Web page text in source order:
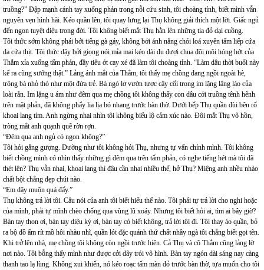
truồng?” Đập mạnh cánh tay xuống phản trong nỗi cứu sinh, tôi choàng tỉnh, biết mình vẫn
nguyên vẹn hình hài. Kéo quần lên, tôi quay lưng lại Thụ không giải thích một lời. Giấc ngủ
đến ngon tuyệt diệu trong đời. Tôi không biết mắt Thụ hằn lên những tia đỏ dại cuồng.
Tôi thức sớm không phải bởi tiếng gà gáy, không bởi ánh nắng chói loá xuyên tấm liếp cứa
da cứa thịt. Tôi thức dậy bởi giọng nói mỉa mai kéo dài đu đượi chua đôi môi hóng hớt của
Thắm xỉa xuống tấm phản, đầy tiêu ớt cay xé đã làm tôi choàng tỉnh. “Làm dâu thời buổi này
kể ra cũng sướng thật.” Lảng ánh mắt của Thắm, tôi thấy mẹ chồng đang ngồi ngoài hè,
trông bà nhỏ thó như một đứa trẻ. Bà ngó lơ vườn tược cây cối trong im lặng lâng láo của
loài rắn. Im lặng u ám như đêm qua mẹ chồng tôi không thấy con dâu cởi truồng tênh hênh
trên mặt phản, đã không phẩy lia lịa bó nhang trước bàn thờ. Dưới bếp Thụ quần đùi bên rổ
khoai lang tím. Anh ngừng nhai nhìn tôi không biểu lộ cảm xúc nào. Đôi mắt Thụ vô hồn,
tròng mắt anh quạnh quẽ rờn rợn.
“Đêm qua anh ngủ có ngon không?”
Tôi hỏi gắng gượng. Dường như tôi không hỏi Thụ, nhưng tự vấn chính mình. Tôi không
biết chồng mình có nhìn thấy những gì đêm qua trên tấm phản, có nghe tiếng hét mà tôi đã
thét lên? Thụ vẫn nhai, khoai lang thì đâu cần nhai nhiều thế, hở Thụ? Miệng anh nhều nhào
chất bột chẳng đẹp chút nào.
“Em dậy muộn quá đấy.”
Thụ không trả lời tôi. Câu nói của anh tôi biết hiểu thế nào. Tôi phải tự trả lời cho nghi hoặc
của mình, phải tự mình chèo chống qua vùng lũ xoáy. Nhưng tôi biết hỏi ai, tìm ai bây giờ?
Bàn tay thon ơi, bàn tay diệu kỳ ơi, bàn tay có biết không, trả lời tôi đi. Tôi thay áo quần, bỏ
ra bộ đồ ẩm rít mồ hôi nhàu nhĩ, quần lót đặc quánh thứ chất nhầy ngà tôi chẳng biết gọi tên.
Khi trở lên nhà, mẹ chồng tôi không còn ngồi trước hiên. Cả Thụ và cô Thắm cũng lảng lờ
nơi nào. Tôi bỗng thấy mình như được cởi dây trói vô hình. Bàn tay ngón dài sáng nay càng
thanh tao lạ lùng. Không xui khiến, nó kéo roạc tấm màn đỏ trước bàn thờ, tựa muốn cho tôi